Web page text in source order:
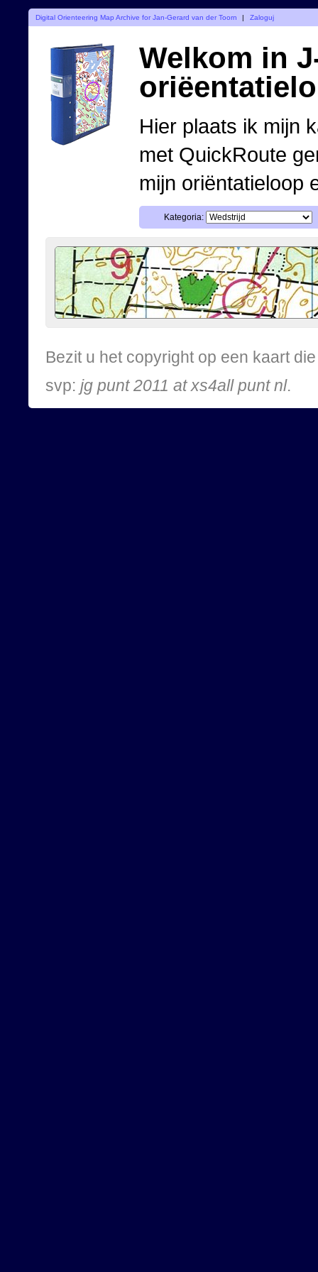
Digital Orienteering Map Archive for Jan-Gerard van der Toorn | Zaloguj
Welkom in
Hier plaats ik mijn
met QuickRoute
mijn oriëntatieloop
Kategoria:
Bezit u het copyright op een kaart
svp: jg punt 2011 at xs4all punt nl.